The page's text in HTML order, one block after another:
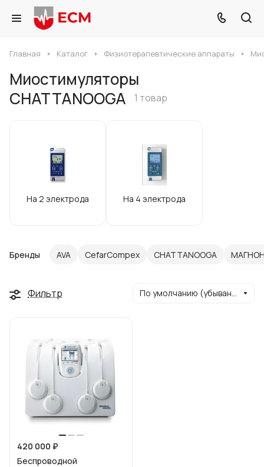
Главная Каталог Физиотерапевтические аппараты
Миостимуляторы
CHATTANOOGA
1 товар
На 2 электрода На 4 электрода
Бренды AVA CefarCompex CHATTANOOGA
Фильтр По умолчанию (убывание)
420 000 ₽
Беспроводной